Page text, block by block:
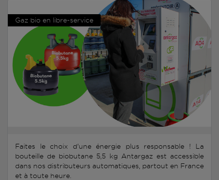
Gaz bio en libre-service
Faites le choix d'une énergie plus responsable ! La
bouteille de biobutane 5,5 kg Antargaz est accessible
dans nos distributeurs automatiques, partout en France
et à toute heure.